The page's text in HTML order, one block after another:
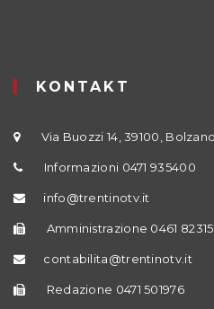
KONTAKT
Via Buozzi 14, 39100,
Informazioni 0471 935400
info@trentinotv.it
Amministrazione 0461
contabilita@trentinotv.it
Redazione 0471 501976